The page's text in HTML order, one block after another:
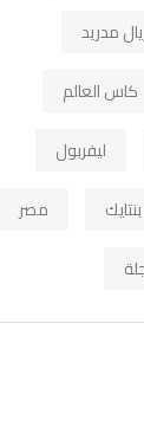
مدريد
كاس العالم
ليفربول
مصر